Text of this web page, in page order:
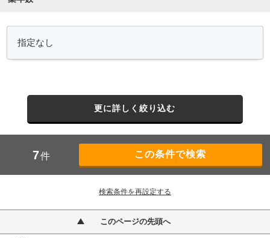
更に詳しく絞り込む
7件
検索条件を再設定する
このページの先頭へ